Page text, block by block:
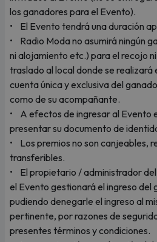
los ganadores para el Evento).
• El Evento tendrá una duración
• Radio Moda no asumirá ningún
ni alojamiento etc.) para el recojo
traslado al local donde se
cuenta única y exclusiva del
como de su acompañante.
• A efectos de ingresar al Evento
presentar su documento de
• Los premios no son canjeables,
transferibles.
• El propietario / administrador
el Evento gestionará el ingreso del
pudiendo denegarle el ingreso al
pertinente, por razones de
presentes términos y condiciones.